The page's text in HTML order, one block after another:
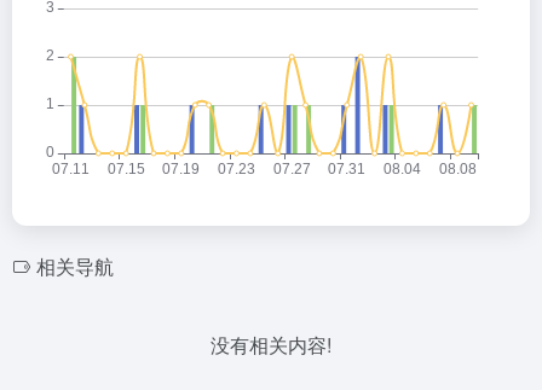
相关导航
没有相关内容!